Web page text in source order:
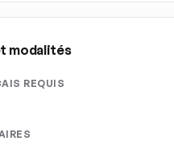
modalités
REQUIS